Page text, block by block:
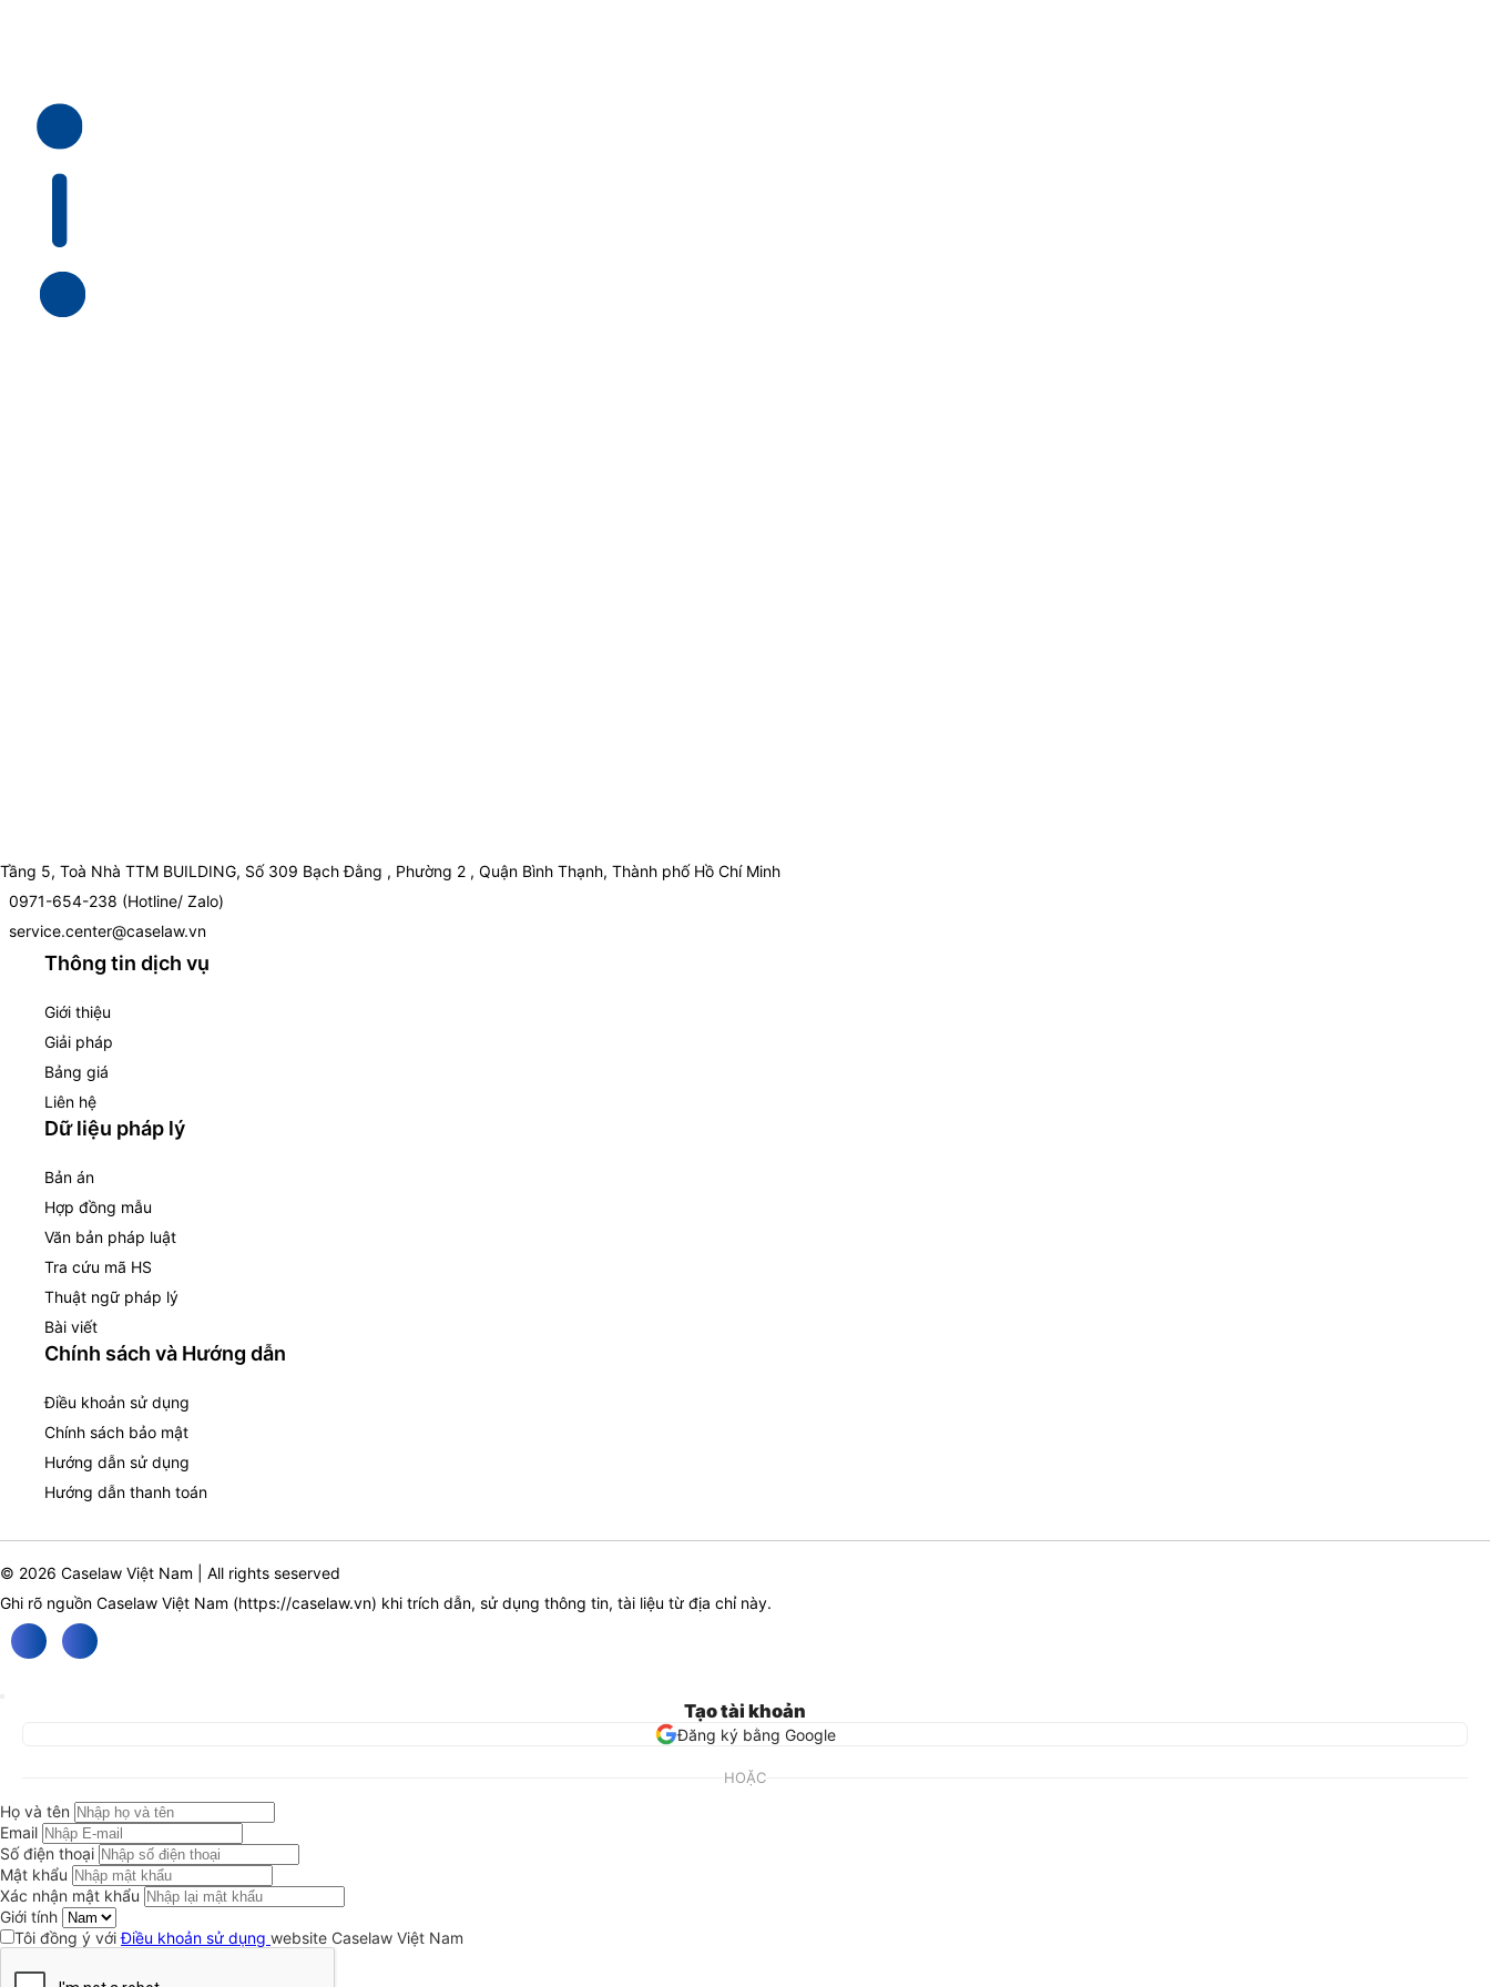
Tầng 5, Toà Nhà TTM BUILDING, Số 309 Bạch Đằng , Phường 2 , Quận Bình Thạnh, Thành phố Hồ Chí Minh
0971-654-238 (Hotline/ Zalo)
service.center@caselaw.vn
Thông tin dịch vụ
Giới thiệu
Giải pháp
Bảng giá
Liên hệ
Dữ liệu pháp lý
Bản án
Hợp đồng mẫu
Văn bản pháp luật
Tra cứu mã HS
Thuật ngữ pháp lý
Bài viết
Chính sách và Hướng dẫn
Điều khoản sử dụng
Chính sách bảo mật
Hướng dẫn sử dụng
Hướng dẫn thanh toán
© 2026 Caselaw Việt Nam | All rights seserved
Ghi rõ nguồn Caselaw Việt Nam (https://caselaw.vn) khi trích dẫn, sử dụng thông tin, tài liệu từ địa chỉ này.
Tạo tài khoản
Đăng ký bằng Google
HOẶC
Họ và tên
Email
Số điện thoại
Mật khẩu
Xác nhận mật khẩu
Giới tính
Tôi đồng ý vớiĐiều khoản sử dụng website Caselaw Việt Nam